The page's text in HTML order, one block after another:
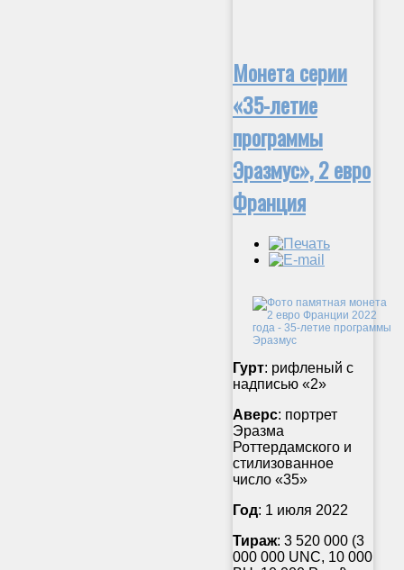
Монета серии
«35-летие
программы
Эразмус», 2 евро
Франция
Гурт: рифленый с
надписью «2»
Аверс: портрет
Эразма
Роттердамского и
стилизованное
число «35»
Год: 1 июля 2022
Тираж: 3 520 000 (3
000 000 UNC, 10 000